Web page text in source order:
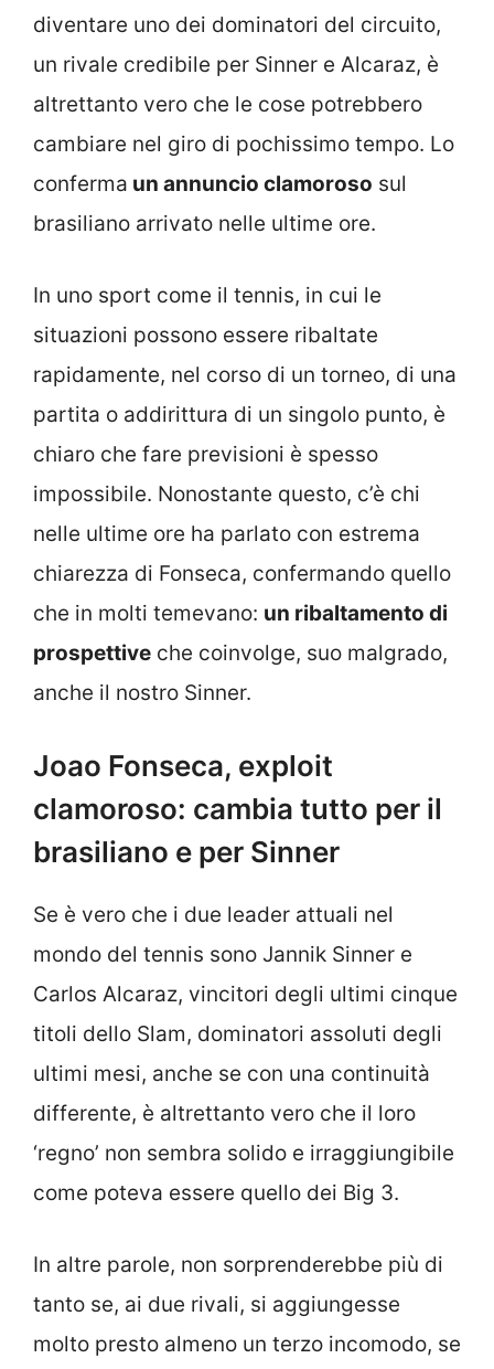
diventare uno dei dominatori del circuito,
un rivale credibile per Sinner e Alcaraz, è
altrettanto vero che le cose potrebbero
cambiare nel giro di pochissimo tempo. Lo
conferma un annuncio clamoroso sul
brasiliano arrivato nelle ultime ore.
In uno sport come il tennis, in cui le
situazioni possono essere ribaltate
rapidamente, nel corso di un torneo, di una
partita o addirittura di un singolo punto, è
chiaro che fare previsioni è spesso
impossibile. Nonostante questo, c’è chi
nelle ultime ore ha parlato con estrema
chiarezza di Fonseca, confermando quello
che in molti temevano: un ribaltamento di
prospettive che coinvolge, suo malgrado,
anche il nostro Sinner.
Joao Fonseca, exploit
clamoroso: cambia tutto per il
brasiliano e per Sinner
Se è vero che i due leader attuali nel
mondo del tennis sono Jannik Sinner e
Carlos Alcaraz, vincitori degli ultimi cinque
titoli dello Slam, dominatori assoluti degli
ultimi mesi, anche se con una continuità
differente, è altrettanto vero che il loro
‘regno’ non sembra solido e irraggiungibile
come poteva essere quello dei Big 3.
In altre parole, non sorprenderebbe più di
tanto se, ai due rivali, si aggiungesse
molto presto almeno un terzo incomodo, se